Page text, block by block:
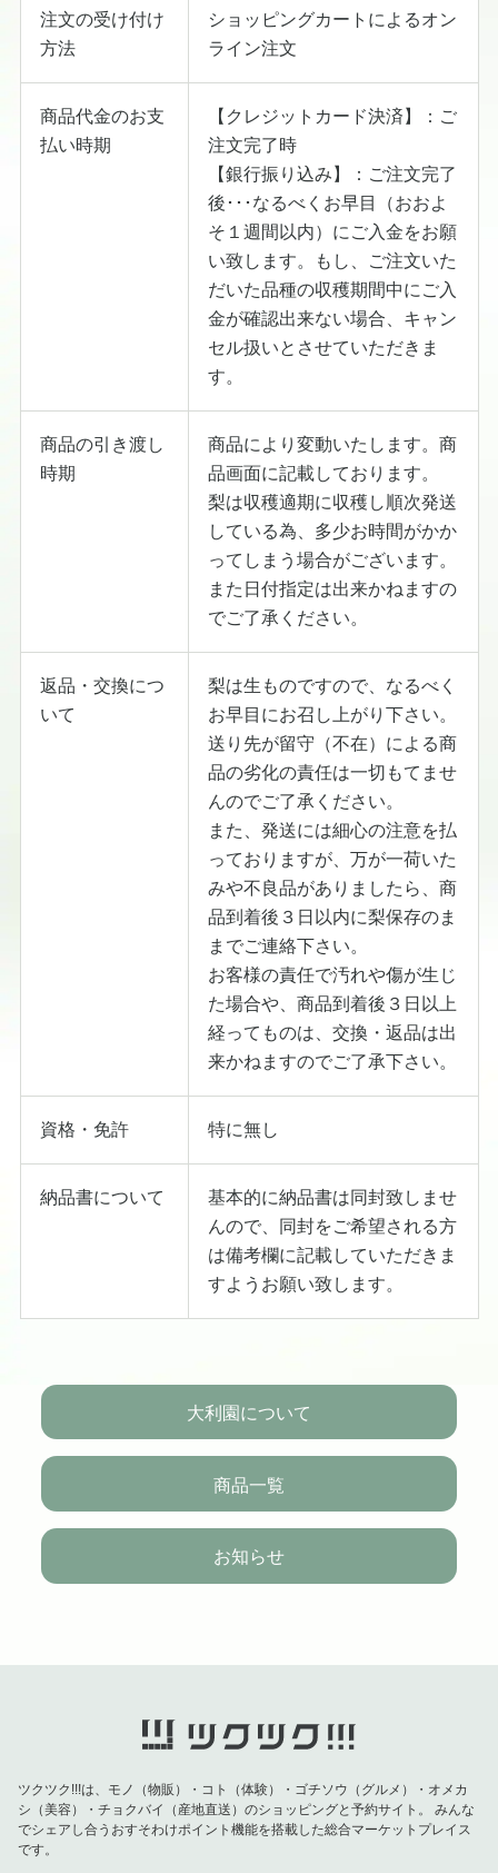
注文の受け付け
方法
ショッピングカートによるオン
ライン注文
商品代金のお支
払い時期
【クレジットカード決済】：ご
注文完了時
【銀行振り込み】：ご注文完了
後･･･なるべくお早目（おおよ
そ１週間以内）にご入金をお願
い致します。もし、ご注文いた
だいた品種の収穫期間中にご入
金が確認出来ない場合、キャン
セル扱いとさせていただきま
す。
商品の引き渡し
時期
商品により変動いたします。商
品画面に記載しております。
梨は収穫適期に収穫し順次発送
している為、多少お時間がかか
ってしまう場合がございます。
また日付指定は出来かねますの
でご了承ください。
返品・交換につ
いて
梨は生ものですので、なるべく
お早目にお召し上がり下さい。
送り先が留守（不在）による商
品の劣化の責任は一切もてませ
んのでご了承ください。
また、発送には細心の注意を払
っておりますが、万が一荷いた
みや不良品がありましたら、商
品到着後３日以内に梨保存のま
までご連絡下さい。
お客様の責任で汚れや傷が生じ
た場合や、商品到着後３日以上
経ってものは、交換・返品は出
来かねますのでご了承下さい。
資格・免許 特に無し
納品書について
基本的に納品書は同封致しませ
んので、同封をご希望される方
は備考欄に記載していただきま
すようお願い致します。
大利園について
商品一覧
お知らせ
ツクツク!!!は、モノ（物販）・コト（体験）・ゴチソウ（グルメ）・オメカ
シ（美容）・チョクバイ（産地直送）のショッピングと予約サイト。
みんな
でシェアし合うおすそわけポイント機能を搭載した総合マーケットプレイス
です。